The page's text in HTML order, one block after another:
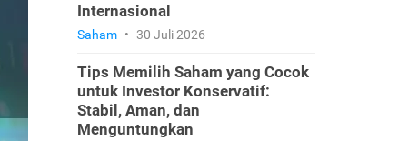
Internasional
Saham • 30 Juli 2026
Tips Memilih Saham yang Cocok
untuk Investor Konservatif:
Stabil, Aman, dan
Menguntungkan